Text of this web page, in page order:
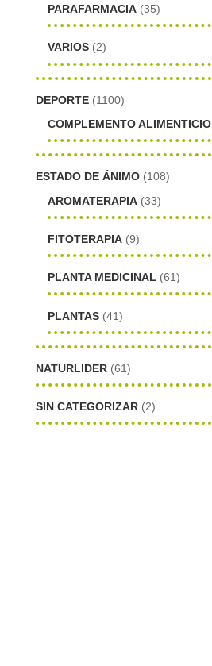
PARAFARMACIA (35)
VARIOS (2)
DEPORTE (1100)
COMPLEMENTO ALIMENTICIO
ESTADO DE ÁNIMO (108)
AROMATERAPIA (33)
FITOTERAPIA (9)
PLANTA MEDICINAL (61)
PLANTAS (41)
NATURLIDER (61)
SIN CATEGORIZAR (2)